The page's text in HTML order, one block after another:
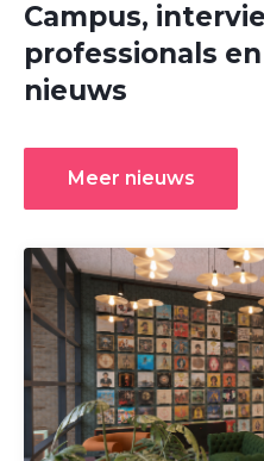
Campus,
professionals
nieuws
Meer nieuws